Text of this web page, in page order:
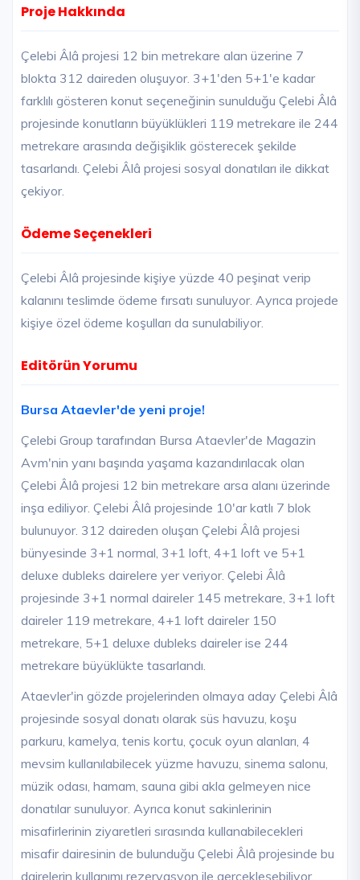
Proje Hakkında
Çelebi Âlâ projesi 12 bin metrekare alan üzerine 7
blokta 312 daireden oluşuyor. 3+1'den 5+1'e kadar
farklılı gösteren konut seçeneğinin sunulduğu Çelebi Âlâ
projesinde konutların büyüklükleri 119 metrekare ile 244
metrekare arasında değişiklik gösterecek şekilde
tasarlandı. Çelebi Âlâ projesi sosyal donatıları ile dikkat
çekiyor.
Ödeme Seçenekleri
Çelebi Âlâ projesinde kişiye yüzde 40 peşinat verip
kalanını teslimde ödeme fırsatı sunuluyor. Ayrıca projede
kişiye özel ödeme koşulları da sunulabiliyor.
Editörün Yorumu
Bursa Ataevler'de yeni proje!
Çelebi Group tarafından Bursa Ataevler'de Magazin
Avm'nin yanı başında yaşama kazandırılacak olan
Çelebi Âlâ projesi 12 bin metrekare arsa alanı üzerinde
inşa ediliyor. Çelebi Âlâ projesinde 10'ar katlı 7 blok
bulunuyor. 312 daireden oluşan Çelebi Âlâ projesi
bünyesinde 3+1 normal, 3+1 loft, 4+1 loft ve 5+1
deluxe dubleks dairelere yer veriyor. Çelebi Âlâ
projesinde 3+1 normal daireler 145 metrekare, 3+1 loft
daireler 119 metrekare, 4+1 loft daireler 150
metrekare, 5+1 deluxe dubleks daireler ise 244
metrekare büyüklükte tasarlandı.
Ataevler'in gözde projelerinden olmaya aday Çelebi Âlâ
projesinde sosyal donatı olarak süs havuzu, koşu
parkuru, kamelya, tenis kortu, çocuk oyun alanları, 4
mevsim kullanılabilecek yüzme havuzu, sinema salonu,
müzik odası, hamam, sauna gibi akla gelmeyen nice
donatılar sunuluyor. Ayrıca konut sakinlerinin
misafirlerinin ziyaretleri sırasında kullanabilecekleri
misafir dairesinin de bulunduğu Çelebi Âlâ projesinde bu
dairelerin kullanımı rezervasyon ile gerçekleşebiliyor.